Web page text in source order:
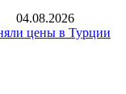
04.08.2026
цены в Турции